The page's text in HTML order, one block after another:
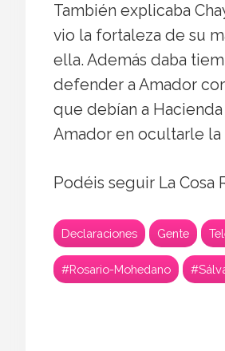
También explicaba
vio la fortaleza de su
ella. Además daba
defender a Amador
que debían a
Amador en ocultarle la
Podéis seguir La Cosa
Declaraciones Gente
#Rosario-Mohedano